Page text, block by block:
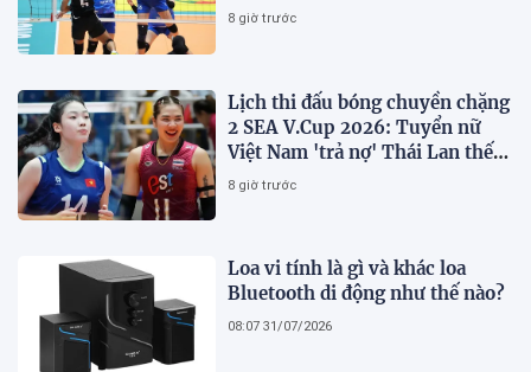
8 giờ trước
Lịch thi đấu bóng chuyền chặng
2 SEA V.Cup 2026: Tuyển nữ
Việt Nam 'trả nợ' Thái Lan thế
nào?
8 giờ trước
Loa vi tính là gì và khác loa
Bluetooth di động như thế nào?
08:07 31/07/2026